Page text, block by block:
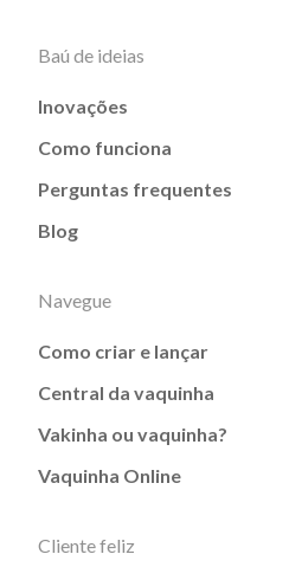
Baú de ideias
Inovações
Como funciona
Perguntas frequentes
Blog
Navegue
Como criar e lançar
Central da vaquinha
Vakinha ou vaquinha?
Vaquinha Online
Cliente feliz